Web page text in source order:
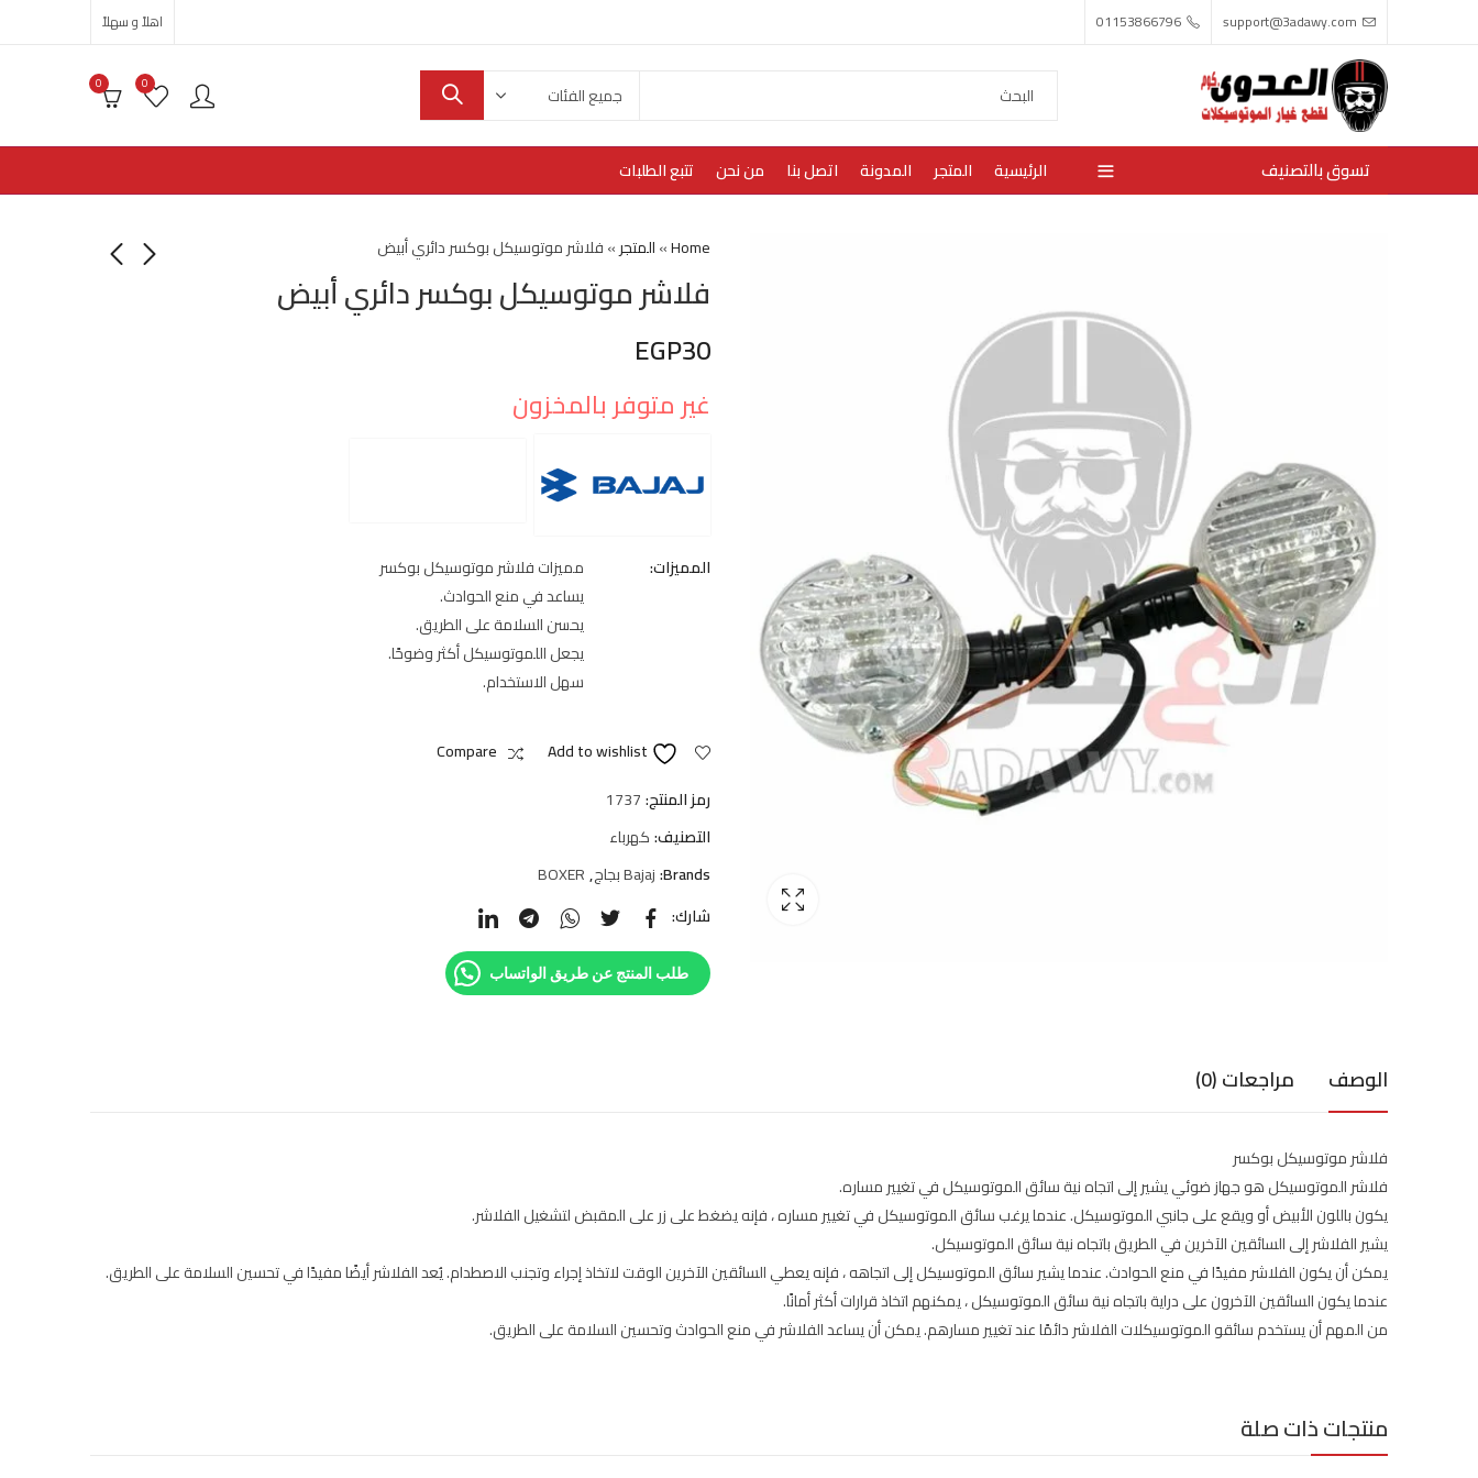
support@3adawy.com
01153866796 اهلاً و سهلاً
0
0
تسوق بالتصنيف الرئيسية المتجر المدونة اتصل بنا من نحن تتبع الطلبات
Home
»المتجر»فلاشر موتوسيكل بوكسر دائري أبيض
فلاشر موتوسيكل بوكسر دائري أبيض
EGP30
غير متوفر بالمخزون
المميزات:
مميزات فلاشر موتوسيكل بوكسر
يساعد في منع الحوادث.
يحسن السلامة على الطريق.
يجعل اللموتوسيكل أكثر وضوحًا.
سهل الاستخدام.
Add to wishlist
Compare
رمز المنتج:1737
التصنيف:كهرباء
Brands: Bajaj بجاج ,
BOXER
شارك:
طلب المنتج عن طريق الواتساب
الوصف مراجعات (0)
فلاشر موتوسيكل بوكسر
فلاشر الموتوسيكل هو جهاز ضوئي يشير إلى اتجاه نية سائق الموتوسيكل في تغيير مساره.
يكون باللون الأبيض أو ويقع على جانبي الموتوسيكل. عندما يرغب سائق الموتوسيكل في تغيير مساره ، فإنه يضغط على زر على المقبض لتشغيل الفلاشر.
يشير الفلاشر إلى السائقين الآخرين في الطريق باتجاه نية سائق الموتوسيكل.
يمكن أن يكون الفلاشر مفيدًا في منع الحوادث. عندما يشير سائق الموتوسيكل إلى اتجاهه ، فإنه يعطي السائقين الآخرين الوقت لاتخاذ إجراء وتجنب الاصطدام. يُعد الفلاشر أيضًا مفيدًا في تحسين السلامة على الطريق.
عندما يكون السائقين الآخرون على دراية باتجاه نية سائق الموتوسيكل ، يمكنهم اتخاذ قرارات أكثر أمانًا.
من المهم أن يستخدم سائقو الموتوسيكلات الفلاشر دائمًا عند تغيير مسارهم. يمكن أن يساعد الفلاشر في منع الحوادث وتحسين السلامة على الطريق.
منتجات ذات صلة